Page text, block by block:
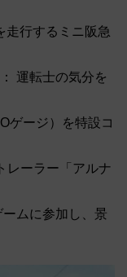
走行するミニ阪急
運転士の気分を
ゲージ）を特設コ
レーラー「アルナ
ムに参加し、景